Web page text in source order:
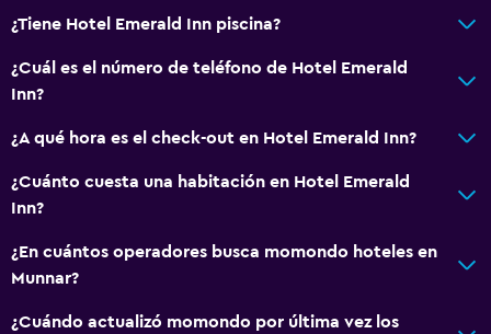
¿Tiene Hotel Emerald Inn piscina?
¿Cuál es el número de teléfono de Hotel Emerald
Inn?
¿A qué hora es el check-out en Hotel Emerald Inn?
¿Cuánto cuesta una habitación en Hotel Emerald
Inn?
¿En cuántos operadores busca momondo hoteles en
Munnar?
¿Cuándo actualizó momondo por última vez los